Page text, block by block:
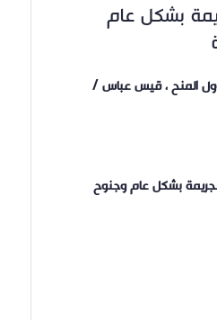
بشكل عام
المنح ، قيس عباس /
بشكل عام وجنوح